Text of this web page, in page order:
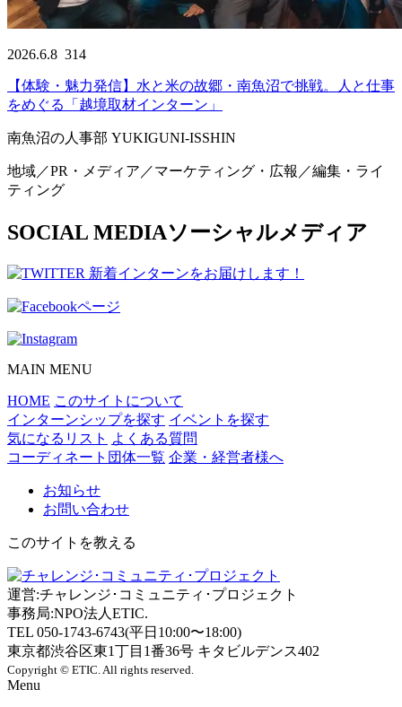
2026.6.8 314
【体験・魅力発信】水と米の故郷・南魚沼で挑戦。人と仕事
をめぐる「越境取材インターン」
南魚沼の人事部 YUKIGUNI-ISSHIN
地域／PR・メディア／マーケティング・広報／編集・ライ
ティング
SOCIAL MEDIAソーシャルメディア
MAIN MENU
HOME このサイトについて
インターンシップを探す イベントを探す
気になるリスト よくある質問
コーディネート団体一覧 企業・経営者様へ
お知らせ
お問い合わせ
このサイトを教える
運営:チャレンジ･コミュニティ･プロジェクト
事務局:NPO法人ETIC.
TEL 050-1743-6743(平日10:00〜18:00)
東京都渋谷区東1丁目1番36号 キタビルデンス402
Copyright © ETIC. All rights reserved.
Menu